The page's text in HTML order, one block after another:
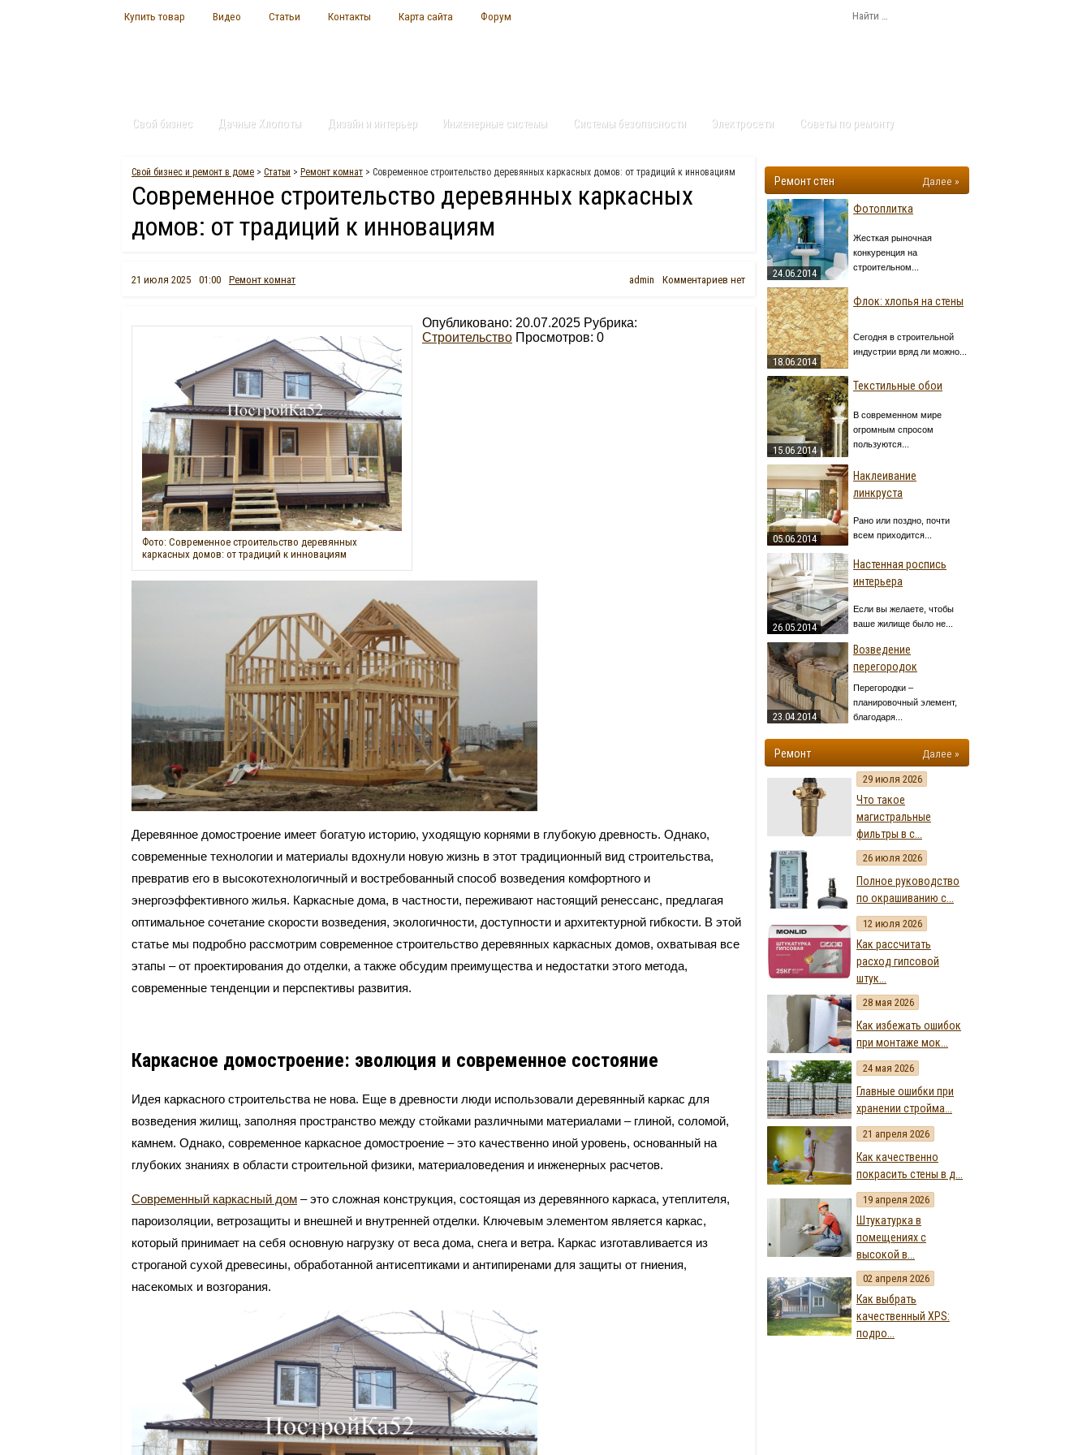
Купить товар Видео Статьи Контакты Карта сайта Форум
Свой бизнес Дачные Хлопоты Дизайн и интерьер Инженерные системы Системы безопасности Электросети Советы по ремонту
Свой бизнес и ремонт в доме > Статьи > Ремонт комнат > Современное строительство деревянных каркасных домов: от традиций к инновациям
Современное строительство деревянных каркасных
домов: от традиций к инновациям
21 июля 2025 01:00 Ремонт комнат admin Комментариев нет
Фото: Современное строительство деревянных
каркасных домов: от традиций к инновациям
Опубликовано: 20.07.2025 Рубрика:
Строительство Просмотров: 0
Деревянное домостроение имеет богатую историю, уходящую корнями в глубокую древность. Однако,
современные технологии и материалы вдохнули новую жизнь в этот традиционный вид строительства,
превратив его в высокотехнологичный и востребованный способ возведения комфортного и
энергоэффективного жилья. Каркасные дома, в частности, переживают настоящий ренессанс, предлагая
оптимальное сочетание скорости возведения, экологичности, доступности и архитектурной гибкости. В этой
статье мы подробно рассмотрим современное строительство деревянных каркасных домов, охватывая все
этапы – от проектирования до отделки, а также обсудим преимущества и недостатки этого метода,
современные тенденции и перспективы развития.
Каркасное домостроение: эволюция и современное состояние
Идея каркасного строительства не нова. Еще в древности люди использовали деревянный каркас для
возведения жилищ, заполняя пространство между стойками различными материалами – глиной, соломой,
камнем. Однако, современное каркасное домостроение – это качественно иной уровень, основанный на
глубоких знаниях в области строительной физики, материаловедения и инженерных расчетов.
Современный каркасный дом – это сложная конструкция, состоящая из деревянного каркаса, утеплителя,
пароизоляции, ветрозащиты и внешней и внутренней отделки. Ключевым элементом является каркас,
который принимает на себя основную нагрузку от веса дома, снега и ветра. Каркас изготавливается из
строганой сухой древесины, обработанной антисептиками и антипиренами для защиты от гниения,
насекомых и возгорания.
Ремонт стен Далее »
24.06.2014
Фотоплитка
Жесткая рыночная
конкуренция на
строительном...
18.06.2014
Флок: хлопья на стены
Сегодня в строительной
индустрии вряд ли можно...
15.06.2014
Текстильные обои
В современном мире
огромным спросом
пользуются...
05.06.2014
Наклеивание
линкруста
Рано или поздно, почти
всем приходится...
26.05.2014
Настенная роспись
интерьера
Если вы желаете, чтобы
ваше жилище было не...
23.04.2014
Возведение
перегородок
Перегородки –
планировочный элемент,
благодаря...
Ремонт Далее »
29 июля 2026
Что такое
магистральные
фильтры в с...
26 июля 2026
Полное руководство
по окрашиванию с...
12 июля 2026
Как рассчитать
расход гипсовой
штук...
28 мая 2026
Как избежать ошибок
при монтаже мок...
24 мая 2026
Главные ошибки при
хранении стройма...
21 апреля 2026
Как качественно
покрасить стены в д...
19 апреля 2026
Штукатурка в
помещениях с
высокой в...
02 апреля 2026
Как выбрать
качественный XPS:
подро...